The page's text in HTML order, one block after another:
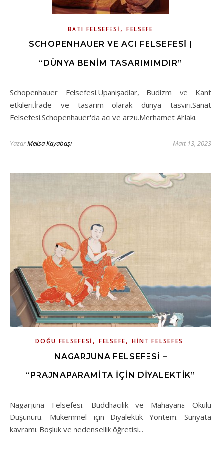
BATI FELSEFESI , FELSEFE
SCHOPENHAUER VE ACI FELSEFESI |
“DÜNYA BENIM TASARIMIMDIR”
Schopenhauer Felsefesi.Upanişadlar, Budizm ve Kant
etkileri.İrade ve tasarım olarak dünya tasviri.Sanat
Felsefesi.Schopenhauer'da acı ve arzu.Merhamet Ahlakı.
YazarMelisa Kayabaşı Mart 13, 2023
DOĞU FELSEFESI ,FELSEFE, HINT FELSEFESI
NAGARJUNA FELSEFESI –
“PRAJNAPARAMITA İÇIN DIYALEKTIK”
Nagarjuna Felsefesi. Buddhacılık ve Mahayana Okulu
Düşünürü. Mükemmel için Diyalektik Yöntem. Sunyata
kavramı. Boşluk ve nedensellik öğretisi...